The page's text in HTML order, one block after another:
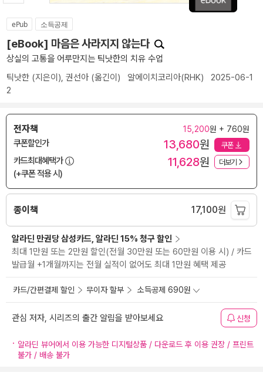
ePub 소득공제
[eBook] 마음은 사라지지 않는다
상실의 고통을 어루만지는 틱낫한의 치유 수업
틱낫한 (지은이), 권선아 (옮긴이) 알에이치코리아(RHK) 2025-06-1
2
전자책 15,200원 + 760원
쿠폰할인가 13,680원 쿠폰
카드최대혜택가
(+쿠폰 적용 시)
11,628원 더보기
종이책 17,100원
알라딘 만권당 삼성카드, 알라딘 15% 청구 할인
최대 1만원 또는 2만원 할인(전월 30만원 또는 60만원 이용 시) / 카드
발급월 +1개월까지는 전월 실적이 없어도 최대 1만원 혜택 제공
카드/간편결제 할인 무이자 할부 소득공제 690원
관심 저자, 시리즈의 출간 알림을 받아보세요 신청
알라딘 뷰어에서 이용 가능한 디지털상품 / 다운로드 후 이용 권장 / 프린트
불가 / 배송 불가